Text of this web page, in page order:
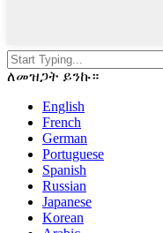
ለመዝጋት ይንኩ።
English
French
German
Portuguese
Spanish
Russian
Japanese
Korean